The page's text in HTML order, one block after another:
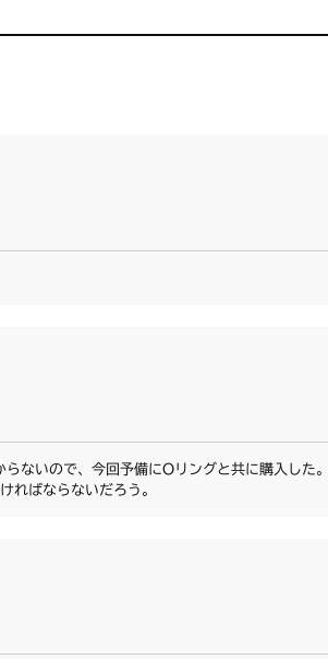
ないので、今回予備にOリングと共に購入し
ればならないだろう。